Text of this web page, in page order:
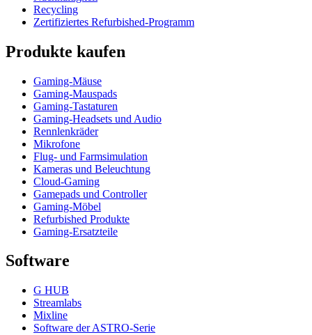
Recycling
Zertifiziertes Refurbished-Programm
Produkte kaufen
Gaming-Mäuse
Gaming-Mauspads
Gaming-Tastaturen
Gaming-Headsets und Audio
Rennlenkräder
Mikrofone
Flug- und Farmsimulation
Kameras und Beleuchtung
Cloud-Gaming
Gamepads und Controller
Gaming-Möbel
Refurbished Produkte
Gaming-Ersatzteile
Software
G HUB
Streamlabs
Mixline
Software der ASTRO-Serie